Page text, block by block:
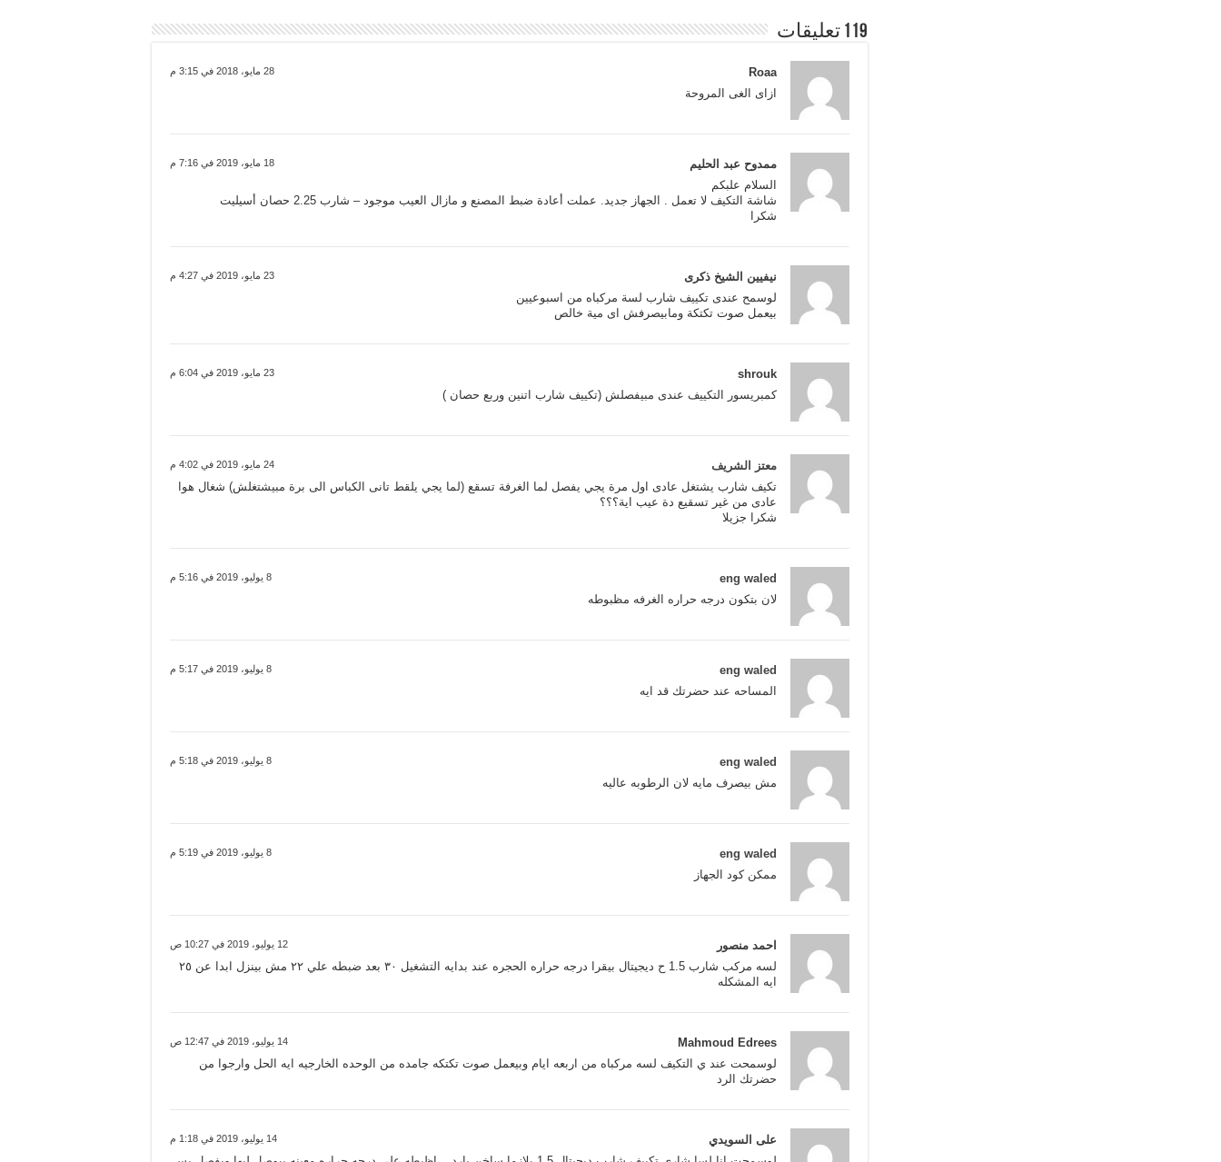
119 تعليقات
Roaa 28 مايو، 2018 في 3:15 م
ازاى الغى المروحة
ممدوح عبد الحليم 18 مايو، 2019 في 7:16 م
السلام علبكم
شاشة التكيف لا تعمل . الجهاز جديد. عملت أعادة ضبط المصنع و مازال العيب موجود – شارب 2.25 حصان أسيليت
شكرا
نيفيين الشيخ ذكرى 23 مايو، 2019 في 4:27 م
لوسمح عندى تكييف شارب لسة مركباه من اسبوعيين
بيعمل صوت تكتكة ومابيصرفش اى مية خالص
shrouk 23 مايو، 2019 في 6:04 م
كمبريسور التكييف عندى مبيفصلش (تكييف شارب اتنين وربع حصان )
معتز الشريف 24 مايو، 2019 في 4:02 م
تكيف شارب يشتغل عادى اول مرة يجي يفصل لما الغرفة تسقع (لما يجي يلقط تانى الكباس الى برة مبيشتغلش) شغال هوا
عادى من غير تسقيع دة عيب اية؟؟؟
شكرا جزيلا
eng waled 8 يوليو، 2019 في 5:16 م
لان بتكون درجه حراره الغرفه مظبوطه
eng waled 8 يوليو، 2019 في 5:17 م
المساحه عند حضرتك قد ايه
eng waled 8 يوليو، 2019 في 5:18 م
مش بيصرف مايه لان الرطوبه عاليه
eng waled 8 يوليو، 2019 في 5:19 م
ممكن كود الجهاز
احمد منصور 12 يوليو، 2019 في 10:27 ص
لسه مركب شارب 1.5 ح ديجيتال بيقرا درجه حراره الحجره عند بدايه التشغيل ٣٠ بعد ضبطه علي ٢٢ مش بينزل ابدا عن ٢٥
ايه المشكله
Mahmoud Edrees 14 يوليو، 2019 في 12:47 ص
لوسمحت عند ي التكيف لسه مركباه من اربعه ايام وبيعمل صوت تكتكه جامده من الوحده الخارجيه ايه الحل وارجوا من
حضرتك الرد
على السويدي 14 يوليو، 2019 في 1:18 م